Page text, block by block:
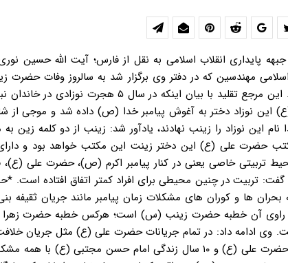
جبهه پایداری انقلاب اسلامی به نقل از فارس؛ آیت الله حسین
اسلامی مهندسین که در دفتر وی برگزار شد به سالروز وفات
پیام رسان جریان عاشورا است. این مرجع تقلید با
نوزاد دختر به آغوش پیامبر خدا (ص) داده شد و موجی از
نام این نوزاد را زینب نهادند، یادآور شد: زینب از دو کلمه
حضرت علی (ع) این دختر زینت این مکتب خواهد بود و
محیط تربیتی خاصی یعنی در کنار پیامبر اکرم (ص)، حضرت علی
تربیت در چنین محیطی برای افراد کمتر اتفاق افتاده
ها و کوران های مشکلات زمان پیامبر مانند جریان
وی ادامه داد: در تمام جریانات حضرت علی (ع) مثل جریان
(س) حضور داشته اند؛ بعد از حضرت علی (ع) و ۱۰ سال زندگی امام